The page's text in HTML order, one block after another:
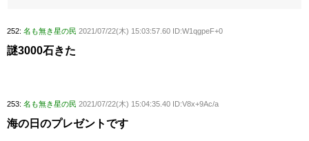
252: 名も無き星の民 2021/07/22(木) 15:03:57.60 ID:W1qgpeF+0
謎3000石きた
253: 名も無き星の民 2021/07/22(木) 15:04:35.40 ID:V8x+9Ac/a
海の日のプレゼントです